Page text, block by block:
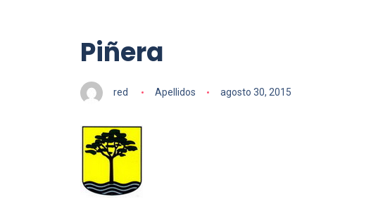
Piñera
red Apellidos agosto 30, 2015